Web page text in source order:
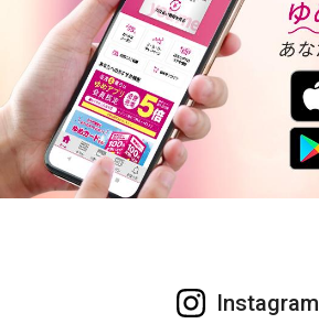
Instagram